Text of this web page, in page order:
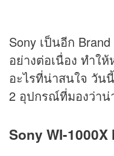
Sony เป็นอีก
อย่างต่อเนื่อง ทำใ
อะไรที่น่าสนใจ วัน
2 อุปกรณ์ที่มองว่าน่
Sony WI-1000X